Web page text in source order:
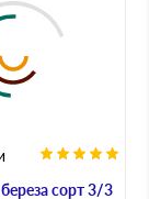
сорт 3/3